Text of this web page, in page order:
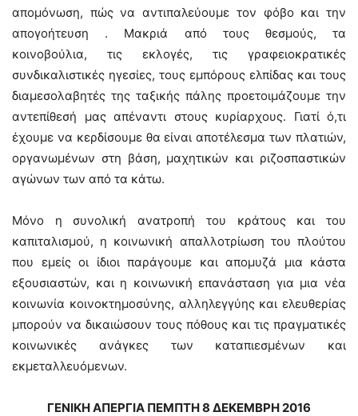
απομόνωση, πώς να αντιπαλεύουμε τον φόβο και την
απογοήτευση . Μακριά από τους θεσμούς, τα
κοινοβούλια, τις εκλογές, τις γραφειοκρατικές
συνδικαλιστικές ηγεσίες, τους εμπόρους ελπίδας και τους
διαμεσολαβητές της ταξικής πάλης προετοιμάζουμε την
αντεπίθεσή μας απέναντι στους κυρίαρχους. Γιατί ό,τι
έχουμε να κερδίσουμε θα είναι αποτέλεσμα των πλατιών,
οργανωμένων στη βάση, μαχητικών και ριζοσπαστικών
αγώνων των από τα κάτω.
Μόνο η συνολική ανατροπή του κράτους και του
καπιταλισμού, η κοινωνική απαλλοτρίωση του πλούτου
που εμείς οι ίδιοι παράγουμε και απομυζά μια κάστα
εξουσιαστών, και η κοινωνική επανάσταση για μια νέα
κοινωνία κοινοκτημοσύνης, αλληλεγγύης και ελευθερίας
μπορούν να δικαιώσουν τους πόθους και τις πραγματικές
κοινωνικές ανάγκες των καταπιεσμένων και
εκμεταλλευόμενων.
ΓΕΝΙΚΗ ΑΠΕΡΓΙΑ ΠΕΜΠΤΗ 8 ΔΕΚΕΜΒΡΗ 2016